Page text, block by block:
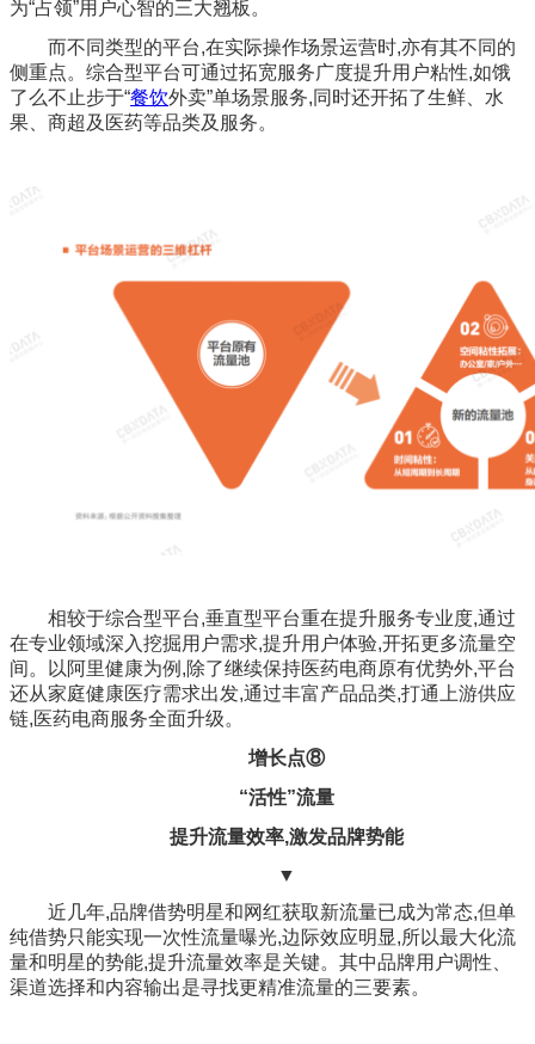
为“占领”用户心智的三大翘板。
而不同类型的平台,在实际操作场景运营时,亦有其不同的
侧重点。综合型平台可通过拓宽服务广度提升用户粘性,如饿
了么不止步于“餐饮外卖”单场景服务,同时还开拓了生鲜、水
果、商超及医药等品类及服务。
相较于综合型平台,垂直型平台重在提升服务专业度,通过
在专业领域深入挖掘用户需求,提升用户体验,开拓更多流量空
间。以阿里健康为例,除了继续保持医药电商原有优势外,平台
还从家庭健康医疗需求出发,通过丰富产品品类,打通上游供应
链,医药电商服务全面升级。
增长点⑧
“活性”流量
提升流量效率,激发品牌势能
▼
近几年,品牌借势明星和网红获取新流量已成为常态,但单
纯借势只能实现一次性流量曝光,边际效应明显,所以最大化流
量和明星的势能,提升流量效率是关键。其中品牌用户调性、
渠道选择和内容输出是寻找更精准流量的三要素。